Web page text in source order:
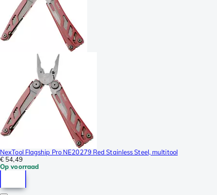
NexTool Flagship Pro NE20279 Red Stainless Steel, multitool
€ 54,49
Op voorraad